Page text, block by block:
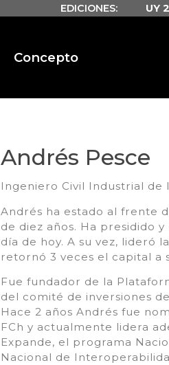
EDICIONES: UY
Concepto
Andrés Pesce
Ingeniero Civil Industrial de
Andrés ha estado al frente
de diez años. Ha presidido
día de hoy. A su vez, lideró
retornó 3 veces el capital a
Fue fundador de la
del comité de inversiones
Hace 2 años Andrés fue
FCh y actualmente lidera
Expande, el programa
Nacional de